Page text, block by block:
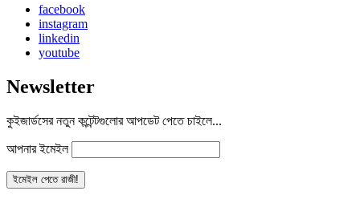
facebook
instagram
linkedin
youtube
Newsletter
কুইজার্ডসের নতুন কন্টেন্টগুলোর আপডেট পেতে চাইলে...
আপনার ইমেইল